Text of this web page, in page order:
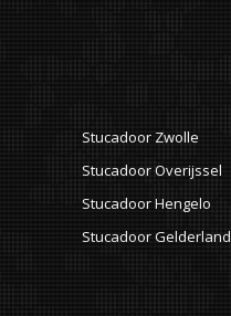
Stucadoor Zwolle
Stucadoor Overijssel
Stucadoor Hengelo
Stucadoor Gelderland